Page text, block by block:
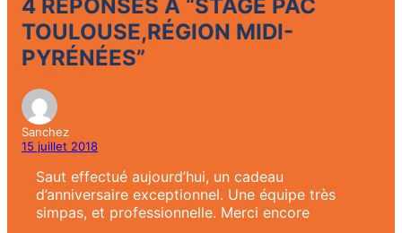
4 RÉPONSES À “STAGE PAC
TOULOUSE,RÉGION MIDI-
PYRÉNÉES”
Sanchez
15 juillet 2018
Saut effectué aujourd’hui, un cadeau
d’anniversaire exceptionnel. Une équipe très
simpas, et professionnelle. Merci encore